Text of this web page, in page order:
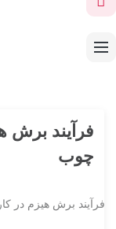
فرآیند برش
چوب